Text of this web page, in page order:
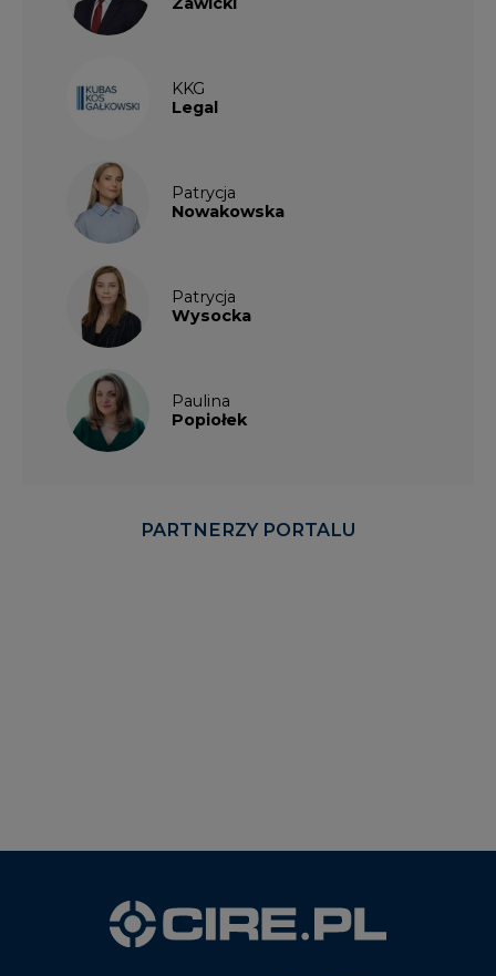
KKG
Legal
Patrycja
Nowakowska
Patrycja
Wysocka
Paulina
Popiołek
PARTNERZY PORTALU